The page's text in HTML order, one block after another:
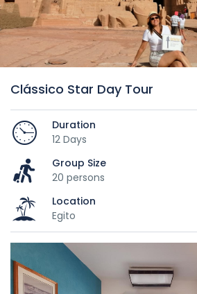
Clássico Star Day Tour
Duration
12 Days
Group Size
20 persons
Location
Egito